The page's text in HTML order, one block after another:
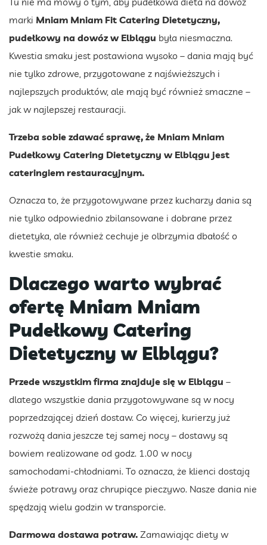
marki Mniam Mniam Fit Catering Dietetyczny,
pudełkowy na dowóz w Elblągu była niesmaczna.
Kwestia smaku jest postawiona wysoko – dania mają być
nie tylko zdrowe, przygotowane z najświeższych i
najlepszych produktów, ale mają być również smaczne –
jak w najlepszej restauracji.
Trzeba sobie zdawać sprawę, że Mniam Mniam
Pudełkowy Catering Dietetyczny w Elblągu jest
cateringiem restauracyjnym.
Oznacza to, że przygotowywane przez kucharzy dania są
nie tylko odpowiednio zbilansowane i dobrane przez
dietetyka, ale również cechuje je olbrzymia dbałość o
kwestie smaku.
Dlaczego warto wybrać
ofertę Mniam Mniam
Pudełkowy Catering
Dietetyczny w Elblągu?
Przede wszystkim firma znajduje się w Elblągu –
dlatego wszystkie dania przygotowywane są w nocy
poprzedzającej dzień dostaw. Co więcej, kurierzy już
rozwożą dania jeszcze tej samej nocy – dostawy są
bowiem realizowane od godz. 1.00 w nocy
samochodami-chłodniami. To oznacza, że klienci dostają
świeże potrawy oraz chrupiące pieczywo. Nasze dania nie
spędzają wielu godzin w transporcie.
Darmowa dostawa potraw. Zamawiając diety w